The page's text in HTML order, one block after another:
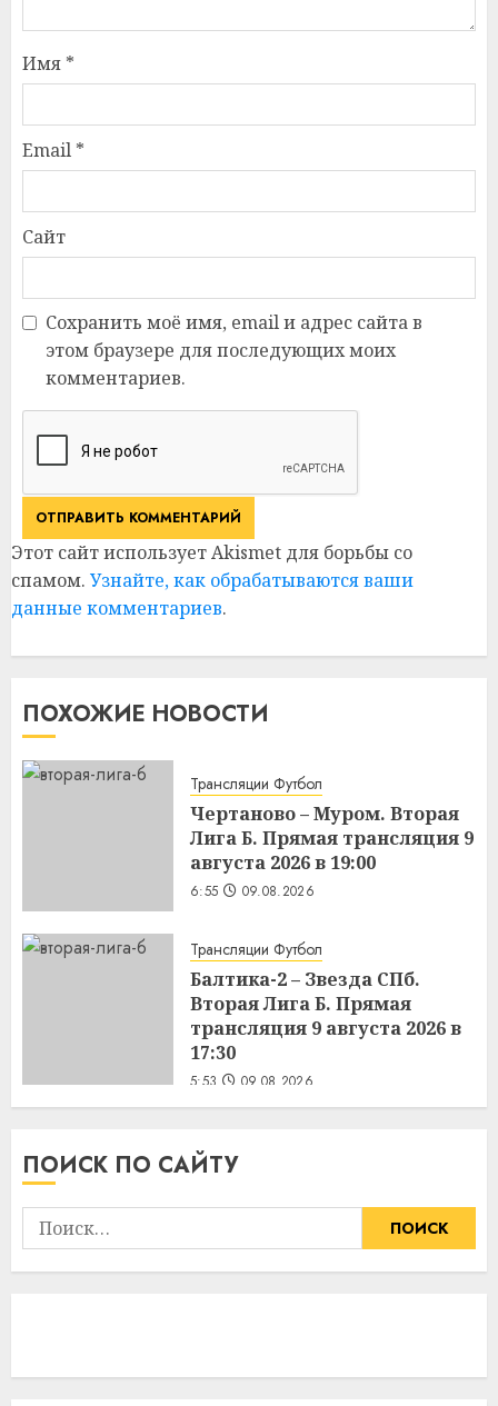
Имя *
Email *
Сайт
Сохранить моё имя, email и адрес сайта в
этом браузере для последующих моих
комментариев.
Этот сайт использует Akismet для борьбы со
спамом. Узнайте, как обрабатываются ваши
данные комментариев.
ПОХОЖИЕ НОВОСТИ
Трансляции Футбол
Чертаново – Муром. Вторая
Лига Б. Прямая трансляция 9
августа 2026 в 19:00
6:55 09.08.2026
Трансляции Футбол
Балтика-2 – Звезда СПб.
Вторая Лига Б. Прямая
трансляция 9 августа 2026 в
17:30
5:53 09.08.2026
ПОИСК ПО САЙТУ
Найти: